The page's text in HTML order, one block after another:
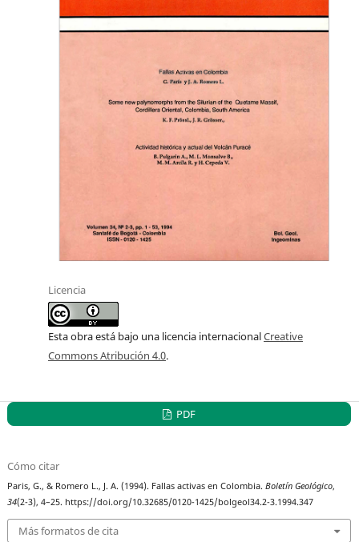
Licencia
Esta obra está bajo una licencia internacionalCreative
Commons Atribución 4.0.
PDF
Cómo citar
Paris, G., & Romero L., J. A. (1994). Fallas activas en Colombia.Boletín Geológico,
34(2-3), 4–25. https://doi.org/10.32685/0120-1425/bolgeol34.2-3.1994.347
Más formatos de cita